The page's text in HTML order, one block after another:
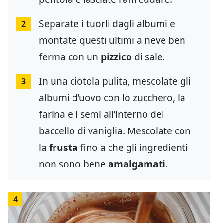
2
Separate i tuorli dagli albumi e
montate questi ultimi a neve ben
ferma con un pizzico di sale.
3
In una ciotola pulita, mescolate gli
albumi d’uovo con lo zucchero, la
farina e i semi all’interno del
baccello di vaniglia. Mescolate con
la frusta fino a che gli ingredienti
non sono bene amalgamati.
4